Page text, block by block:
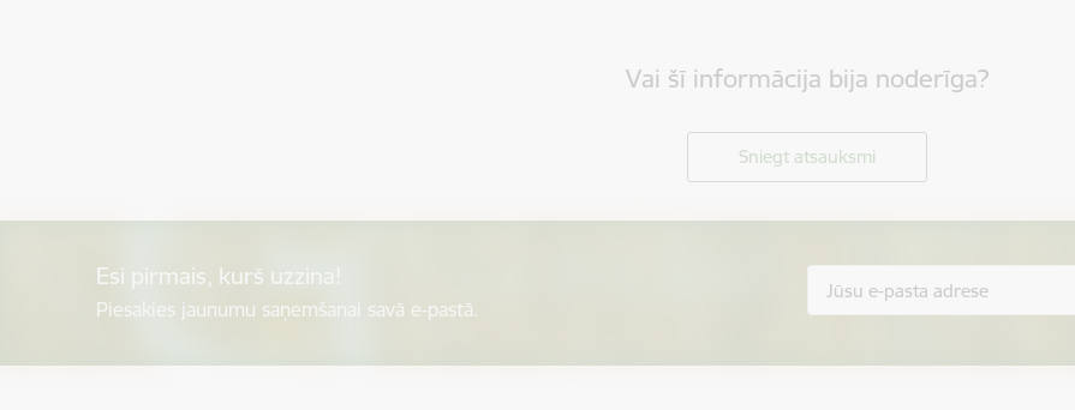
Vai šī informācija bija noderīga?
Sniegt atsauksmi
Esi pirmais, kurš uzzina!
Piesakies jaunumu saņemšanai savā e-pastā.